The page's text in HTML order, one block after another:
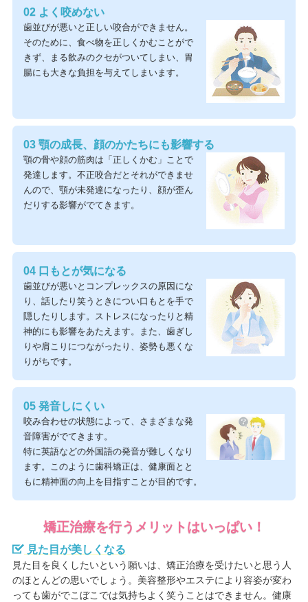
02 よく咬めない
歯並びが悪いと正しい咬合ができません。
そのために、食べ物を正しくかむことがで
きず、まる飲みのクセがついてしまい、胃
腸にも大きな負担を与えてしまいます。
03 顎の成長、顔のかたちにも影響する
顎の骨や顔の筋肉は「正しくかむ」ことで
発達します。不正咬合だとそれができませ
んので、顎が未発達になったり、顔が歪ん
だりする影響がでてきます。
04 口もとが気になる
歯並びが悪いとコンプレックスの原因にな
り、話したり笑うときについ口もとを手で
隠したりします。ストレスになったりと精
神的にも影響をあたえます。また、歯ぎし
りや肩こりにつながったり、姿勢も悪くな
りがちです。
05 発音しにくい
咬み合わせの状態によって、さまざまな発
音障害がでてきます。
特に英語などの外国語の発音が難しくなり
ます。このように歯科矯正は、健康面とと
もに精神面の向上を目指すことが目的です。
矯正治療を行うメリットはいっぱい！
見た目が美しくなる
見た目を良くしたいという願いは、矯正治療を受けたいと思う人
のほとんどの思いでしょう。美容整形やエステにより容姿が変わ
っても歯がでこぼこでは気持ちよく笑うことはできません。健康